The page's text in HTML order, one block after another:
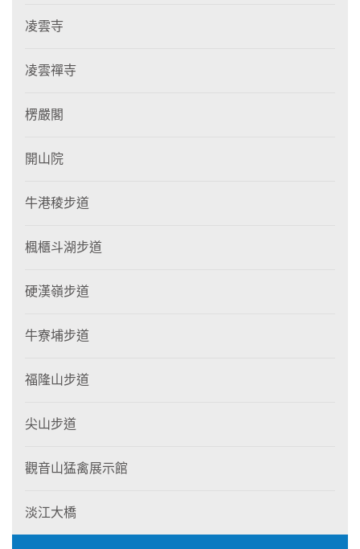
凌雲寺
凌雲禪寺
楞嚴閣
開山院
牛港稜步道
楓櫃斗湖步道
硬漢嶺步道
牛寮埔步道
福隆山步道
尖山步道
觀音山猛禽展示館
淡江大橋